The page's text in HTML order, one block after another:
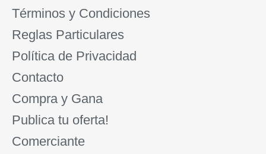
Términos y Condiciones
Reglas Particulares
Política de Privacidad
Contacto
Compra y Gana
Publica tu oferta!
Comerciante